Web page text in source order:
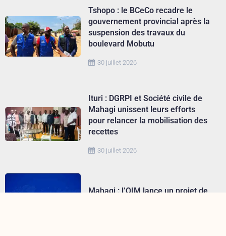
30 juillet 2026
Tshopo : le BCeCo recadre le
gouvernement provincial après la
suspension des travaux du
boulevard Mobutu
30 juillet 2026
Ituri : DGRPI et Société civile de
Mahagi unissent leurs efforts
pour relancer la mobilisation des
recettes
Mahagi : l’OIM lance un projet de